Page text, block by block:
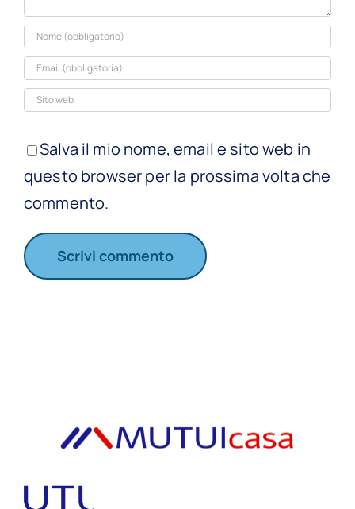
Salva il mio nome, email e sito web in
questo browser per la prossima volta che
commento.